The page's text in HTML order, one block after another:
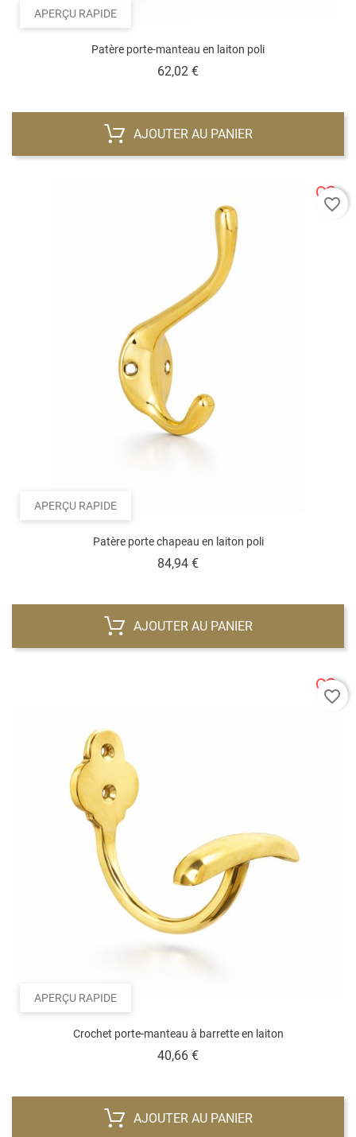
APERÇU RAPIDE
Patère porte-manteau en laiton poli
62,02 €Prix
AJOUTER AU PANIER
APERÇU RAPIDE
Patère porte chapeau en laiton poli
84,94 €Prix
AJOUTER AU PANIER
favorite_border
APERÇU RAPIDE
Crochet porte-manteau à barrette en laiton
40,66 €Prix
AJOUTER AU PANIER
favorite_border